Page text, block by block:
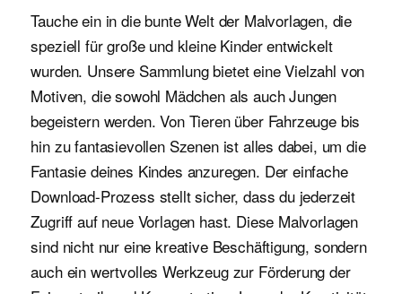
Tauche ein in die bunte Welt der Malvorlagen, die
speziell für große und kleine Kinder entwickelt
wurden. Unsere Sammlung bietet eine Vielzahl von
Motiven, die sowohl Mädchen als auch Jungen
begeistern werden. Von Tieren über Fahrzeuge bis
hin zu fantasievollen Szenen ist alles dabei, um die
Fantasie deines Kindes anzuregen. Der einfache
Download-Prozess stellt sicher, dass du jederzeit
Zugriff auf neue Vorlagen hast. Diese Malvorlagen
sind nicht nur eine kreative Beschäftigung, sondern
auch ein wertvolles Werkzeug zur Förderung der